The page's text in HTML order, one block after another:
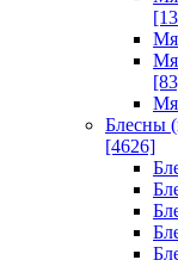
Блесны
[4626]